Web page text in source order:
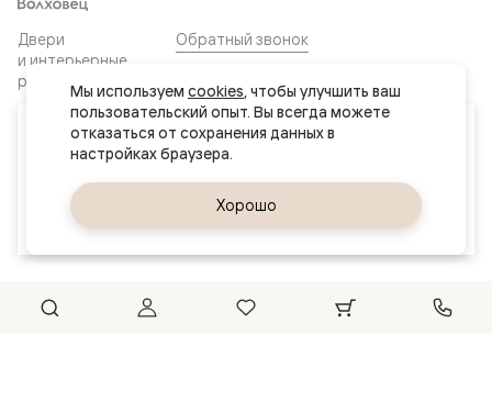
Ваш город
Двери
и интерьерные
решения
Обратный звонок
Сайт не является публичной офертой
Правовая информация
Дизайн сайта совместно с агентством
Мы используем cookies, чтобы улучшить ваш
пользовательский опыт. Вы всегда можете
отказаться от сохранения данных в
Хорошо